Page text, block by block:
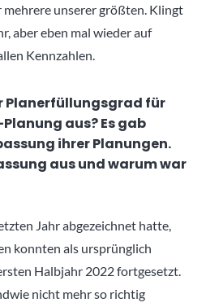
unserer größten. Klingt
aber eben mal wieder auf
Kennzahlen.
Planerfüllungsgrad für
Planung aus? Es gab
ihrer Planungen.
aus und warum war
Jahr abgezeichnet hatte,
konnten als ursprünglich
Halbjahr 2022 fortgesetzt.
nicht mehr so richtig